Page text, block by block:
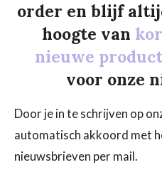
order en blijf
hoogte van
nieuwe
voor onze
Door je in te schrijven op
automatisch akkoord met
nieuwsbrieven per mail.